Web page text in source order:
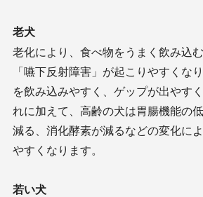
老犬
老化により、食べ物をうまく飲み込
「嚥下反射障害」が起こりやすくな
を飲み込みやすく、ゲップが出やす
れに加えて、高齢の犬は胃腸機能の
減る、消化酵素が減るなどの変化に
やすくなります。
若い犬